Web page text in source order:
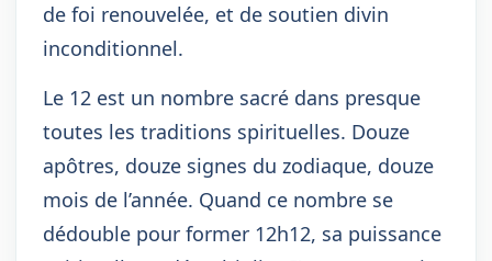
de foi renouvelée, et de soutien divin
inconditionnel.
Le 12 est un nombre sacré dans presque
toutes les traditions spirituelles. Douze
apôtres, douze signes du zodiaque, douze
mois de l’année. Quand ce nombre se
dédouble pour former 12h12, sa puissance